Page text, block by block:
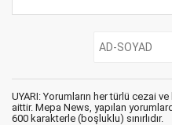
UYARI: Yorumların her türlü cezai
aittir. Mepa News, yapılan
600 karakterle (boşluklu) sınırlıdır.